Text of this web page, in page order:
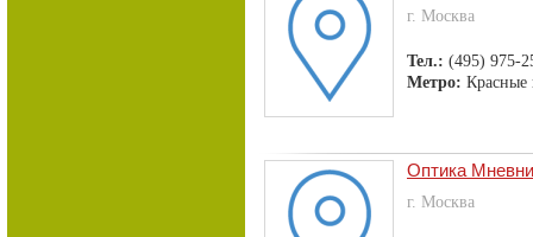
г. Москва
Тел.: (495) 975-
Метро: Красные
Оптика
г. Москва